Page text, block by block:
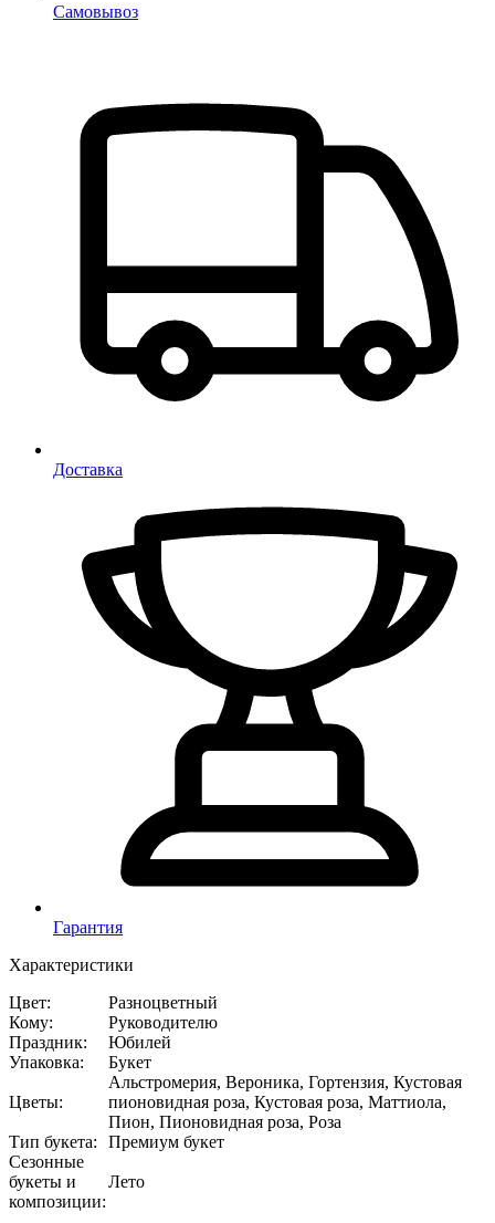
Самовывоз
Доставка
Гарантия
Характеристики
Цвет:
Разноцветный
Кому:
Руководителю
Праздник:
Юбилей
Упаковка: Букет
Цветы:
Альстромерия, Вероника, Гортензия, Кустовая
пионовидная роза, Кустовая роза, Маттиола,
Пион, Пионовидная роза, Роза
Тип букета:
Премиум букет
Сезонные
букеты и
композиции:
Лето